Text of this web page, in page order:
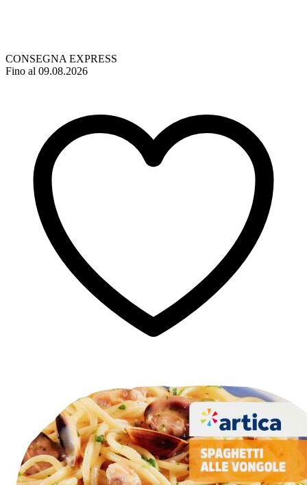
CONSEGNA EXPRESS
Fino al 09.08.2026